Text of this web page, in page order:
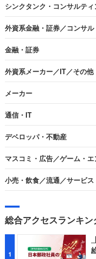
シンクタンク・コンサルテ
外資系金融・証券／コンサル
金融・証券
外資系メーカー／IT／その他
メーカー
通信・IT
デベロッパ・不動産
マスコミ・広告／ゲーム・エ
小売・飲食／流通／サービ
総合アクセスランキン
1